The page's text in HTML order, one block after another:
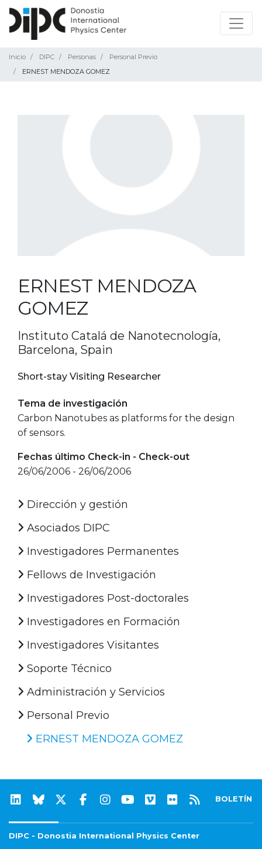
Inicio DIPC Personas
Personal Previo
ERNEST MENDOZA GOMEZ
ERNEST MENDOZA
GOMEZ
Instituto Catalá de Nanotecnología,
Barcelona, Spain
Short-stay Visiting Researcher
Tema de investigación
Carbon Nanotubes as platforms for the design
of sensors.
Fechas último Check-in - Check-out
26/06/2006 - 26/06/2006
Dirección y gestión
Asociados DIPC
Investigadores Permanentes
Fellows de Investigación
Investigadores Post-doctorales
Investigadores en Formación
Investigadores Visitantes
Soporte Técnico
Administración y Servicios
Personal Previo
ERNEST MENDOZA GOMEZ
BOLETÍN
DIPC - Donostia International Physics Center